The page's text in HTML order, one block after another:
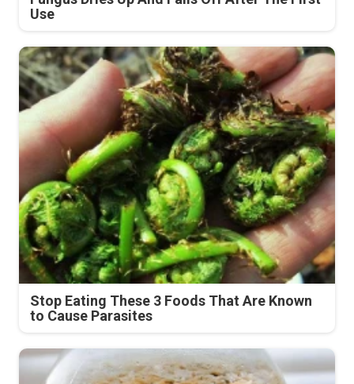
Use
Stop Eating These 3 Foods That Are Known
to Cause Parasites